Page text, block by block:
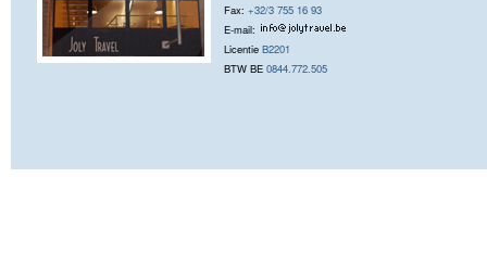
Fax: +32/3 755 16 93
E-mail:
Licentie B2201
BTW BE 0844.772.505